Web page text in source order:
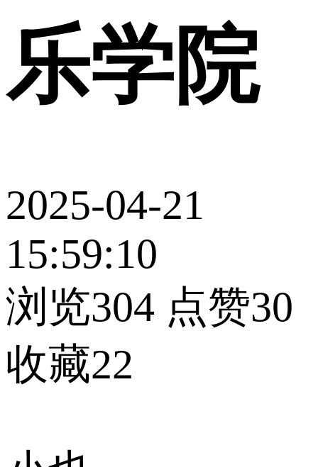
乐学院
2025-04-21
15:59:10
浏览304 点赞30
收藏22